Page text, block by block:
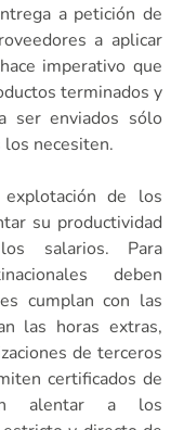
a petición de
a aplicar
imperativo que
terminados y
ser enviados sólo
necesiten.
explotación de los
su productividad
salarios. Para
deben
cumplan con las
las horas extras,
de terceros
certificados de
alentar a los